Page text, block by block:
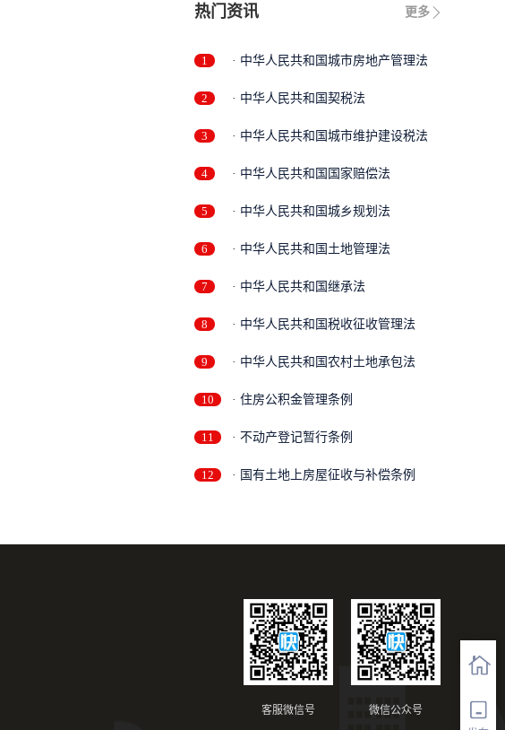
更多
热门资讯
1 · 中华人民共和国城市房地产管理法
2 · 中华人民共和国契税法
3 · 中华人民共和国城市维护建设税法
4 · 中华人民共和国国家赔偿法
5 · 中华人民共和国城乡规划法
6 · 中华人民共和国土地管理法
7 · 中华人民共和国继承法
8 · 中华人民共和国税收征收管理法
9 · 中华人民共和国农村土地承包法
10 · 住房公积金管理条例
11 · 不动产登记暂行条例
12 · 国有土地上房屋征收与补偿条例
微信公众号
客服微信号